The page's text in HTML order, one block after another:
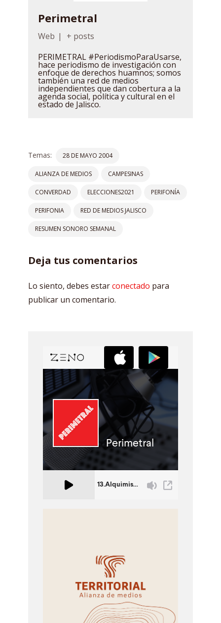
Perimetral
Web |
+ posts
PERIMETRAL #PeriodismoParaUsarse,
hace periodismo de investigación con
enfoque de derechos huamnos; somos
también una red de medios
independientes que dan cobertura a la
agenda social, política y cultural en el
estado de Jalisco.
Temas: 28 DE MAYO 2004
ALIANZA DE MEDIOS CAMPESINAS
CONVERDAD ELECCIONES2021 PERIFONÍA
PERIFONIA RED DE MEDIOS JALISCO
RESUMEN SONORO SEMANAL
Deja tus comentarios
Lo siento, debes estarconectado para
publicar un comentario.